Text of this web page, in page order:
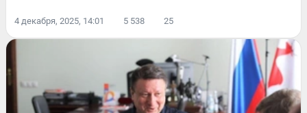
4 декабря, 2025, 14:01 5 538 25